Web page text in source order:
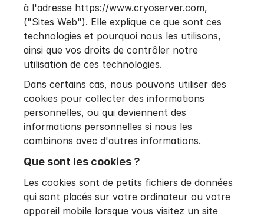
à l'adresse https://www.cryoserver.com,
("Sites Web"). Elle explique ce que sont ces
technologies et pourquoi nous les utilisons,
ainsi que vos droits de contrôler notre
utilisation de ces technologies.
Dans certains cas, nous pouvons utiliser des
cookies pour collecter des informations
personnelles, ou qui deviennent des
informations personnelles si nous les
combinons avec d'autres informations.
Que sont les cookies ?
Les cookies sont de petits fichiers de données
qui sont placés sur votre ordinateur ou votre
appareil mobile lorsque vous visitez un site